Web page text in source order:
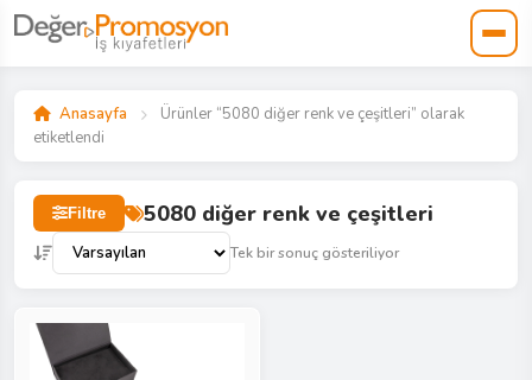
Anasayfa
Ürünler “5080 diğer renk ve çeşitleri” olarak
etiketlendi
Filtre 5080 diğer renk ve çeşitleri
Tek bir sonuç gösteriliyor